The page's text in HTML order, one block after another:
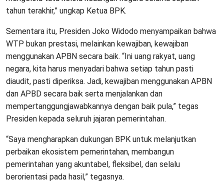
tahun terakhir,” ungkap Ketua BPK.
Sementara itu, Presiden Joko Widodo menyampaikan bahwa
WTP bukan prestasi, melainkan kewajiban, kewajiban
menggunakan APBN secara baik. “Ini uang rakyat, uang
negara, kita harus menyadari bahwa setiap tahun pasti
diaudit, pasti diperiksa. Jadi, kewajiban menggunakan APBN
dan APBD secara baik serta menjalankan dan
mempertanggungjawabkannya dengan baik pula,” tegas
Presiden kepada seluruh jajaran pemerintahan.
“Saya mengharapkan dukungan BPK untuk melanjutkan
perbaikan ekosistem pemerintahan, membangun
pemerintahan yang akuntabel, fleksibel, dan selalu
berorientasi pada hasil,” tegasnya.